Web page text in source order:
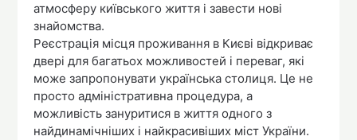
атмосферу київського життя і завести нові
знайомства.
Реєстрація місця проживання в Києві відкриває
двері для багатьох можливостей і переваг, які
може запропонувати українська столиця. Це не
просто адміністративна процедура, а
можливість зануритися в життя одного з
найдинамічніших і найкрасивіших міст України.